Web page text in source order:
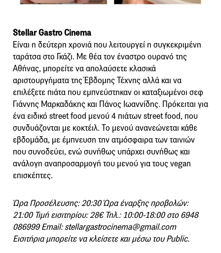
Stellar Gastro Cinema
Είναι η δεύτερη χρονιά που λειτουργεί η συγκεκριμένη
ταράτσα στο Γκάζι. Με θέα τον έναστρο ουρανό της
Αθήνας, μπορείτε να απολαύσετε κλασικά
αριστουργήματα της Έβδομης Τέχνης αλλά και να
επιλέξετε πιάτα που εμπνεύστηκαν οι καταξιωμένοι σεφ
Γιάννης Μαρκαδάκης και Πάνος Ιωαννίδης. Πρόκειται για
ένα ειδικό street food μενού 4 πιάτων street food, που
συνδυάζονται με κοκτέιλ. Το μενού ανανεώνεται κάθε
εβδομάδα, με έμπνευση την ατμόσφαιρα των ταινιών
που συνοδεύει, ενώ συνήθως υπάρχει συνήθως και
ανάλογη αναπροσαρμογή του μενού για τους vegan
επισκέπτες.
Ώρα Προσέλευσης: 20:30 Ώρα έναρξης προβολών:
21:00 Τιμή εισιτηρίου: 28€ Τηλ.: 10:00-18:00 στο 6948
086999 Email: stellargastrocinema@gmail.com
Εισιτήρια μπορείτε να κλείσετε και μέσω του Public.